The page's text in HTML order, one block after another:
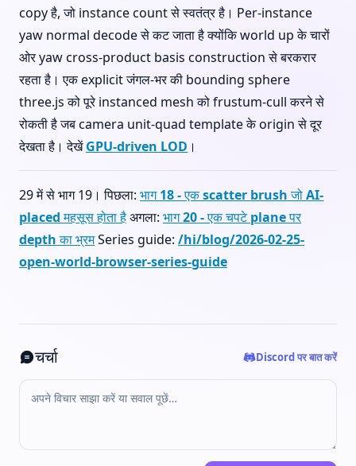
copy है, जो instance count से स्वतंत्र है। Per-instance
yaw normal decode से कट जाता है क्योंकि world up के चारों
ओर yaw cross-product basis construction से बरकरार
रहता है। एक explicit जंगल-भर की bounding sphere
three.js को पूरे instanced mesh को frustum-cull करने से
रोकती है जब camera unit-quad template के origin से दूर
देखता है। देखेंGPU-driven LOD ।
29 में से भाग 19। पिछला: भाग 18 - एक scatter brush जो AI-
placed महसूस होता हैअगला: भाग 20 - एक चपटे plane पर
depth का भ्रमSeries guide: /hi/blog/2026-02-25-
open-world-browser-series-guide
चर्चा Discord पर बात करें